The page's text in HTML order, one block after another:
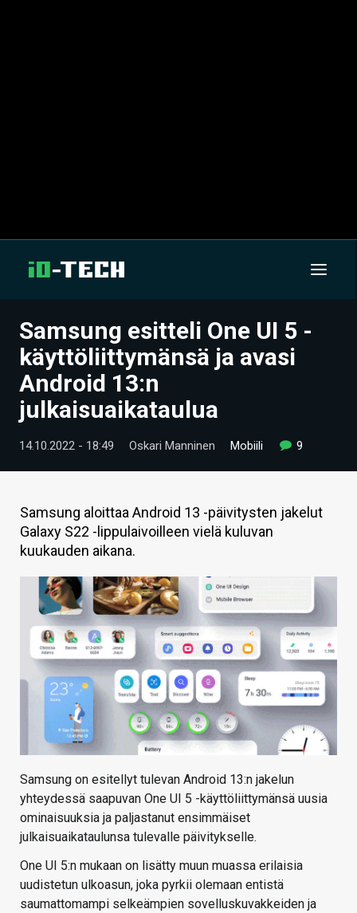
UUTISET
ARTIKKELIT
VIDEOT
TECHBBS
HINTA.FI
KAUPPA
VAIHDA TEEMA
HAKU
Samsung esitteli One UI 5 -
käyttöliittymänsä ja avasi
Android 13:n
julkaisuaikataulua
14.10.2022 - 18:49 Oskari Manninen Mobiili 9
Samsung aloittaa Android 13 -päivitysten jakelut
Galaxy S22 -lippulaivoilleen vielä kuluvan
kuukauden aikana.
Samsung on esitellyt tulevan Android 13:n jakelun
yhteydessä saapuvan One UI 5 -käyttöliittymänsä uusia
ominaisuuksia ja paljastanut ensimmäiset
julkaisuaikataulunsa tulevalle päivitykselle.
One UI 5:n mukaan on lisätty muun muassa erilaisia
uudistetun ulkoasun, joka pyrkii olemaan entistä
saumattomampi selkeämpien sovelluskuvakkeiden ja